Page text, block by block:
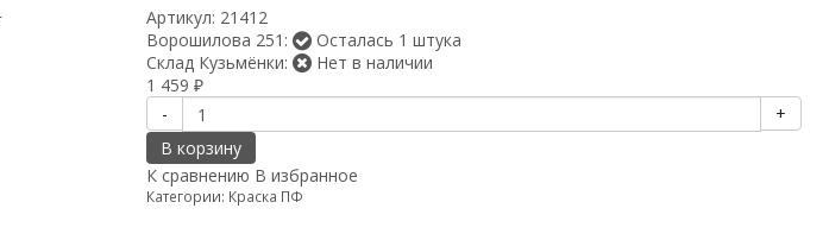
Артикул: 21412
Ворошилова 251:
Осталась 1 штука
Склад Кузьмёнки:
Нет в наличии
1 459₽
-
+
В корзину
К сравнению В избранное
Категории: Краска ПФ